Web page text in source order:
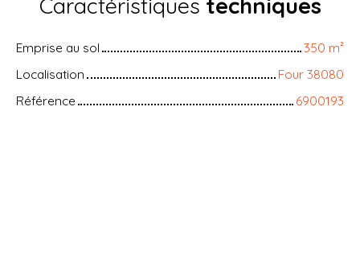
Emprise au sol 350 m²
Localisation
Four 38080
Référence
6900193